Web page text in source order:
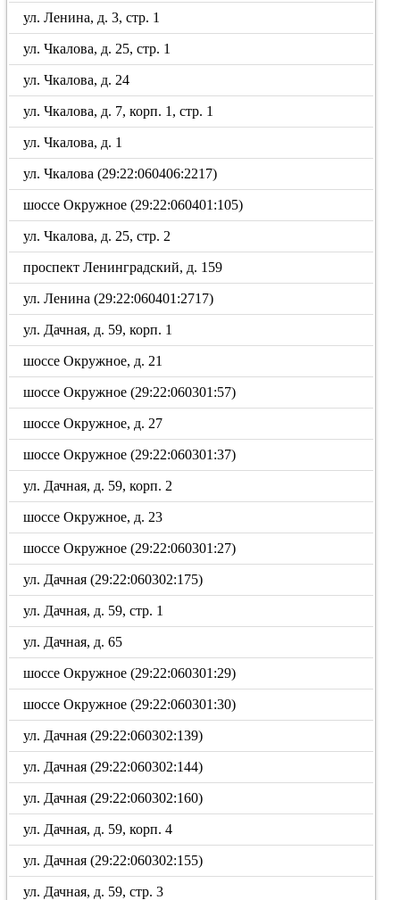
ул. Ленина, д. 3, стр. 1
ул. Чкалова, д. 25, стр. 1
ул. Чкалова, д. 24
ул. Чкалова, д. 7, корп. 1, стр. 1
ул. Чкалова, д. 1
ул. Чкалова (29:22:060406:2217)
шоссе Окружное (29:22:060401:105)
ул. Чкалова, д. 25, стр. 2
проспект Ленинградский, д. 159
ул. Ленина (29:22:060401:2717)
ул. Дачная, д. 59, корп. 1
шоссе Окружное, д. 21
шоссе Окружное (29:22:060301:57)
шоссе Окружное, д. 27
шоссе Окружное (29:22:060301:37)
ул. Дачная, д. 59, корп. 2
шоссе Окружное, д. 23
шоссе Окружное (29:22:060301:27)
ул. Дачная (29:22:060302:175)
ул. Дачная, д. 59, стр. 1
ул. Дачная, д. 65
шоссе Окружное (29:22:060301:29)
шоссе Окружное (29:22:060301:30)
ул. Дачная (29:22:060302:139)
ул. Дачная (29:22:060302:144)
ул. Дачная (29:22:060302:160)
ул. Дачная, д. 59, корп. 4
ул. Дачная (29:22:060302:155)
ул. Дачная, д. 59, стр. 3